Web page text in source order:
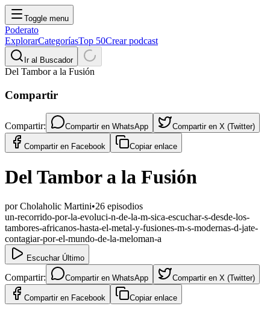
Toggle menu
Poderato
ExplorarCategoríasTop 50Crear podcast
Ir al Buscador
Del Tambor a la Fusión
Compartir
Compartir: Compartir en WhatsApp Compartir en X (Twitter)
Compartir en Facebook Copiar enlace
Del Tambor a la Fusión
porCholaholic Martini•26 episodios
un-recorrido-por-la-evoluci-n-de-la-m-sica-escuchar-s-desde-los-
tambores-africanos-hasta-el-metal-y-fusiones-m-s-modernas-d-jate-
contagiar-por-el-mundo-de-la-meloman-a
Escuchar Último
Compartir: Compartir en WhatsApp Compartir en X (Twitter)
Compartir en Facebook Copiar enlace